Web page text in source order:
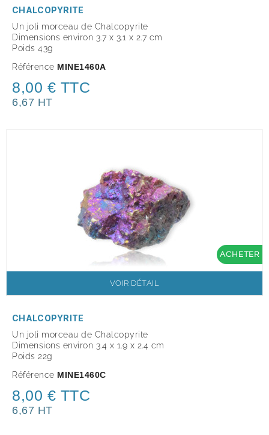
CHALCOPYRITE
Un joli morceau de Chalcopyrite
Dimensions environ 3.7 x 3.1 x 2.7 cm
Poids 43g
Référence MINE1460A
8,00 € TTC
6,67 HT
ACHETER
VOIR DÉTAIL
CHALCOPYRITE
Un joli morceau de Chalcopyrite
Dimensions environ 3.4 x 1.9 x 2.4 cm
Poids 22g
Référence MINE1460C
8,00 € TTC
6,67 HT